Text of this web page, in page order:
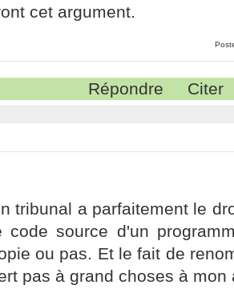
cet argument.
Répondre Citer
tribunal a parfaitement le
code source d'un
ou pas. Et le fait de
pas à grand choses à mon